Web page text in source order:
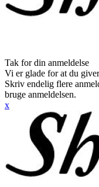
Tak for din anmeldelse
Vi er glade for at du
Skriv endelig flere
bruge anmeldelsen.
x